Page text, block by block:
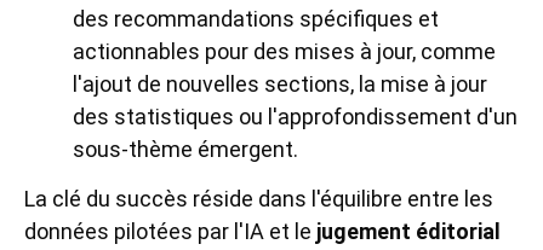
des recommandations spécifiques et
actionnables pour des mises à jour, comme
l'ajout de nouvelles sections, la mise à jour
des statistiques ou l'approfondissement d'un
sous-thème émergent.
La clé du succès réside dans l'équilibre entre les
données pilotées par l'IA et le jugement éditorial